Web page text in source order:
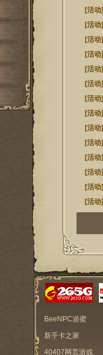
[活动]
[活动]
[活动]
[活动]
[活动]
[活动]
[活动]
[活动]
[活动]
[活动]
[活动]
[活动]
[活动]
[活动]
BeeNPC游蜜
新手卡之家
40407网页游戏